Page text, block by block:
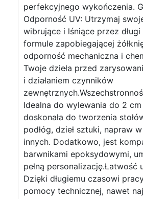
perfekcyjnego wykończenia.
Odporność UV: Utrzymaj
wibrujące i lśniące przez
formule zapobiegającej
odporność mechaniczna i
Twoje dzieła przed
i działaniem czynników
Idealna do wylewania do 2
doskonała do tworzenia
podłóg, dzieł sztuki, napraw
innych. Dodatkowo, jest
barwnikami epoksydowymi,
pełną personalizację.Łatwość
Dzięki długiemu czasowi
pomocy technicznej, nawet